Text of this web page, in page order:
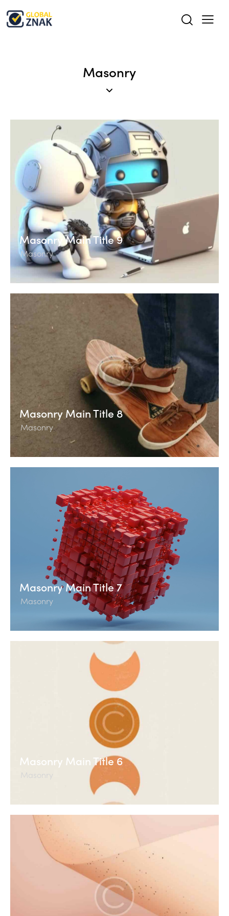
Masonry
Masonry Main Title 9
Masonry
Masonry Main Title 8
Masonry
Masonry Main Title 7
Masonry
Masonry Main Title 6
Masonry